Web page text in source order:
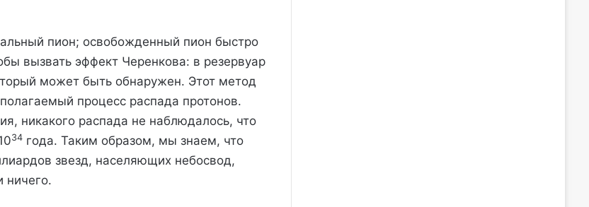
пион; освобожденный пион быстро
вызвать эффект Черенкова: в резервуар
может быть обнаружен. Этот метод
процесс распада протонов.
никакого распада не наблюдалось, что
34года. Таким образом, мы знаем, что
звезд, населяющих небосвод,
ничего.